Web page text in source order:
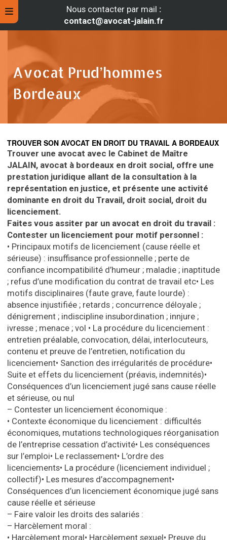
Nous contacter par mail :
contact@avocat-jalain.fr
Avocat Prud’hommes
Bordeaux
TROUVER SON AVOCAT EN DROIT DU TRAVAIL A BORDEAUX
Trouver une avocat avec le Cabinet de Maître
JALAIN, avocat à bordeaux en droit social, offre une
prestation juridique allant de la consultation à la
représentation en justice, et présente une activité
dominante en droit du Travail, droit social, droit du
licenciement.
Faites vous assiter par un avocat en droit du travail :
Contester un licenciement pour motif personnel :
• Principaux motifs de licenciement (cause réelle et
sérieuse) : insuffisance professionnelle ; perte de
confiance incompatibilité d’humeur ; maladie ; inaptitude
; refus d’une modification du contrat de travail etc• Les
motifs disciplinaires (faute grave, faute lourde) :
absence injustifiée ; retards ; concurrence déloyale ;
dénigrement ; indiscipline insubordination ; innjure ;
ivresse ; menace ; vol • La procédure du licenciement :
entretien préalable, convocation, délai, interlocuteurs,
contenu et preuve de l’entretien, notification du
licenciement• Sanction des irrégularités de procédure•
Suite et effets du licenciement (préavis, indemnités)•
Conséquences d’un licenciement jugé sans cause réelle
et sérieuse, ou nul
– Contester un licenciement économique :
• Contexte économique du licenciement : difficultés
économiques, mutations technologiques réorganisation
de l’entreprise cessation d’activité• Les conséquences
sur l’emploi• Le reclassement• L’ordre des
licenciements• La procédure (licenciement individuel ;
collectif)• Les mesures d’accompagnement•
Conséquences d’un licenciement économique jugé sans
cause réelle et sérieuse
– Faire valoir les droits des salariés :
– Harcèlement moral :
• Harcèlement moral• Harcèlement sexuel• Preuve du